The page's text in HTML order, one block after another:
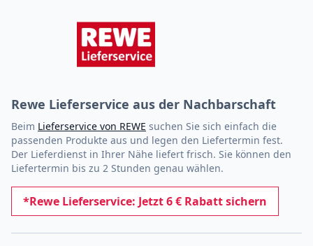
Rewe Lieferservice aus der Nachbarschaft
Beim Lieferservice von REWE suchen Sie sich einfach die
passenden Produkte aus und legen den Liefertermin fest.
Der Lieferdienst in Ihrer Nähe liefert frisch. Sie können den
Liefertermin bis zu 2 Stunden genau wählen.
*Rewe Lieferservice: Jetzt 6 € Rabatt sichern